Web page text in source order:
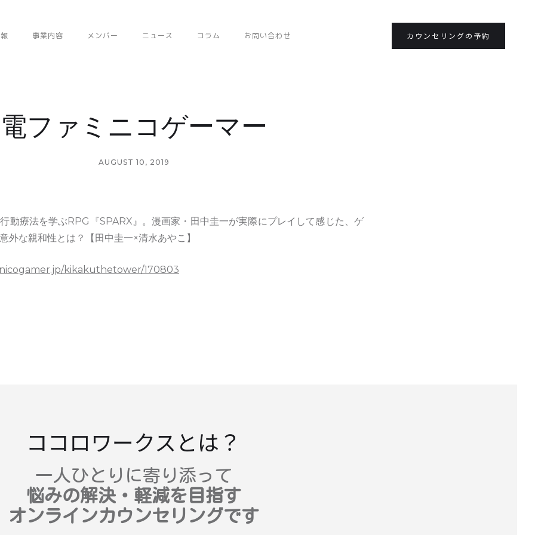
事業内容 メンバー ニュース コラム お問い合わせ カウンセリングの予約
電ファミニコゲーマー
AUGUST 10, 2019
行動療法を学ぶRPG『SPARX』。漫画家・田中圭一が実際にプレイして感じた、ゲ
外な親和性とは？【田中圭一×清水あやこ】
kikakuthetower/170803
ココロワークスとは？
一人ひとりに寄り添って
悩みの解決・軽減を目指す
オンラインカウンセリングです